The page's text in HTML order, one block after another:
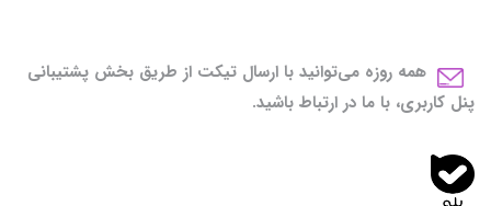
همه روزه می‌توانید با ارسال تیکت از طریق بخش پشتیبانی
پنل کاربری، با ما در ارتباط باشید.